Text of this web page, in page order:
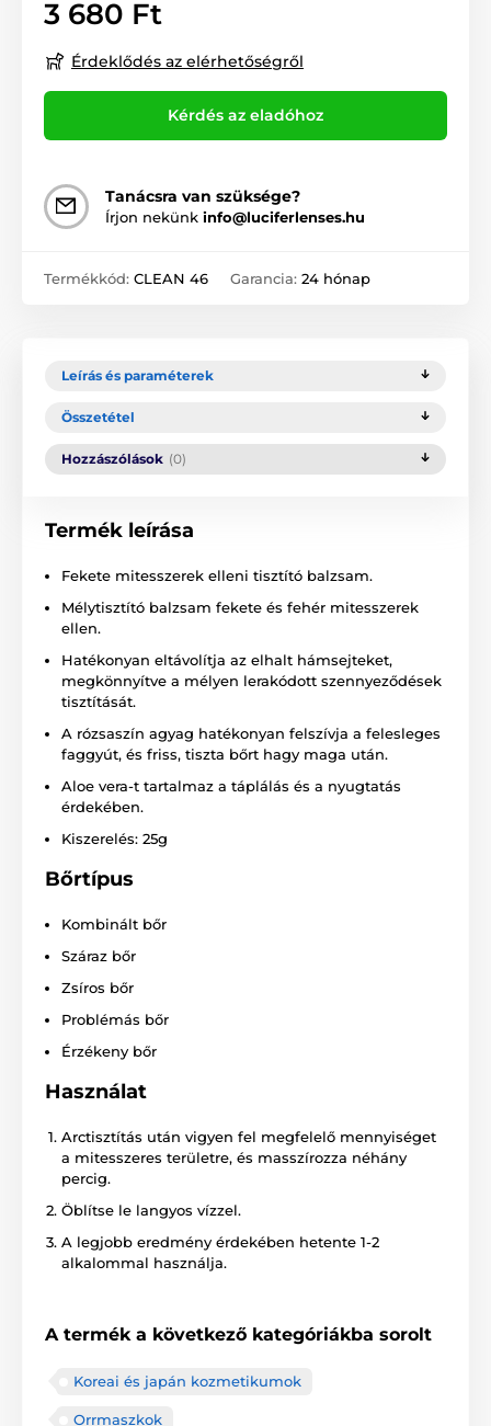
3 680 Ft
Érdeklődés az elérhetőségről
Kérdés az eladóhoz
Tanácsra van szüksége?
Írjon nekünk info@luciferlenses.hu
Termékkód: CLEAN 46 Garancia: 24 hónap
Leírás és paraméterek
Összetétel
Hozzászólások (0)
Termék leírása
Fekete mitesszerek elleni tisztító balzsam.
Mélytisztító balzsam fekete és fehér mitesszerek
ellen.
Hatékonyan eltávolítja az elhalt hámsejteket,
megkönnyítve a mélyen lerakódott szennyeződések
tisztítását.
A rózsaszín agyag hatékonyan felszívja a felesleges
faggyút, és friss, tiszta bőrt hagy maga után.
Aloe vera-t tartalmaz a táplálás és a nyugtatás
érdekében.
Kiszerelés: 25g
Bőrtípus
Kombinált bőr
Száraz bőr
Zsíros bőr
Problémás bőr
Érzékeny bőr
Használat
Arctisztítás után vigyen fel megfelelő mennyiséget
a mitesszeres területre, és masszírozza néhány
percig.
Öblítse le langyos vízzel.
A legjobb eredmény érdekében hetente 1-2
alkalommal használja.
A termék a következő kategóriákba sorolt
Koreai és japán kozmetikumok
Orrmaszkok